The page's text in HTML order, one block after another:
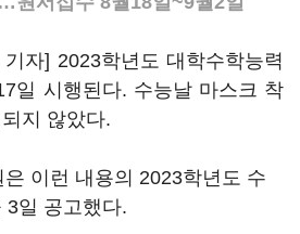
자] 2023학년도 대학수학능력
일 시행된다. 수능날 마스크 착
지 않았다.
이런 내용의 2023학년도 수
3일 공고했다.